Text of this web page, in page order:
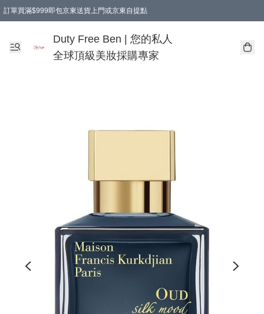
訂單買滿$999即包京東送貨上門或京東自提點
Duty Free Ben | 您的私人
全球頂級美妝採購專家